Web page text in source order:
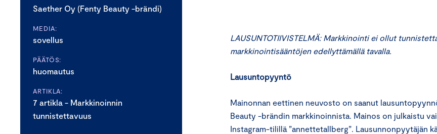
Saether Oy (Fenty Beauty -brändi)
MEDIA:
sovellus
PÄÄTÖS:
huomautus
ARTIKLA:
7 artikla - Markkinoinnin
tunnistettavuus
LAUSUNTOTIIVISTELMÄ: Markkinointi ei ollut
markkinointisääntöjen edellyttämällä tavalla.
Lausuntopyyntö
Mainonnan eettinen neuvosto on saanut
Beauty -brändin markkinoinnista. Mainos on julkaistu
Instagram-tilillä ”annettetallberg”. Lausunnonpyytäjän